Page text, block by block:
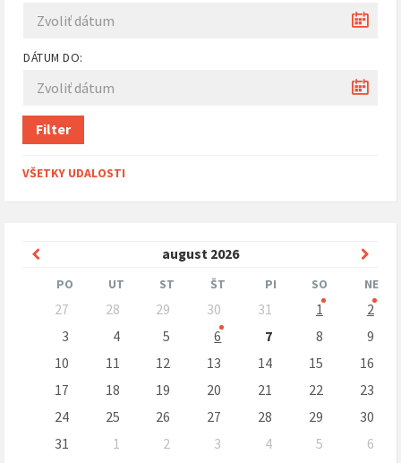
DÁTUM DO:
Filter
VŠETKY UDALOSTI
august 2026
Predchádzajúci
mesiac
PO UT ST ŠT PI SO NE
Preskočit
kalendárne
27 28 29 30 31 1
2
3
4 5 6 7 8
9
10
11 12 13 14 15
16
17
18 19 20 21 22
23
24
25 26 27 28 29
30
31
1 2 3 4 5
6